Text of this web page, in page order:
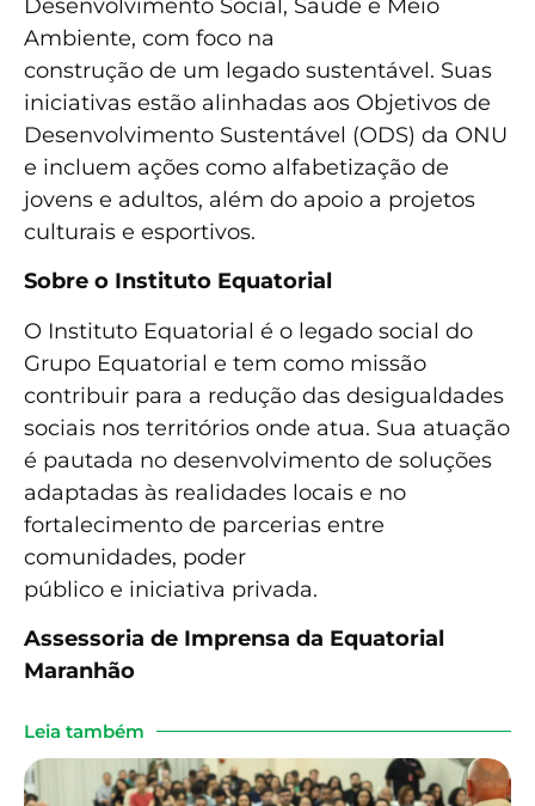
Desenvolvimento Social, Saúde e Meio
Ambiente, com foco na
construção de um legado sustentável. Suas
iniciativas estão alinhadas aos Objetivos de
Desenvolvimento Sustentável (ODS) da ONU
e incluem ações como alfabetização de
jovens e adultos, além do apoio a projetos
culturais e esportivos.
Sobre o Instituto Equatorial
O Instituto Equatorial é o legado social do
Grupo Equatorial e tem como missão
contribuir para a redução das desigualdades
sociais nos territórios onde atua. Sua atuação
é pautada no desenvolvimento de soluções
adaptadas às realidades locais e no
fortalecimento de parcerias entre
comunidades, poder
público e iniciativa privada.
Assessoria de Imprensa da Equatorial
Maranhão
Leia também